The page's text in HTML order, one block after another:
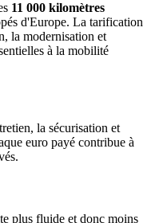
11 000 kilomètres
d'Europe. La tarification
la modernisation et
à la mobilité
la sécurisation et
euro payé contribue à
plus fluide et donc moins